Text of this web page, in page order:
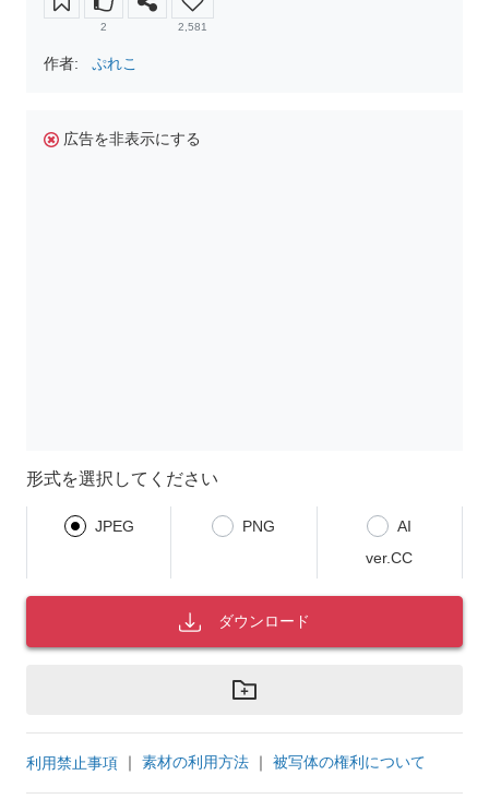
2 2,581
作者: ぷれこ
広告を非表示にする
形式を選択してください
JPEG PNG
AI
ver.CC
ダウンロード
利用禁止事項 ｜ 素材の利用方法 ｜ 被写体の権利について